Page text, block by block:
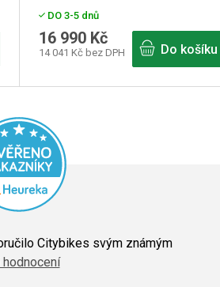
dětská přilba zdarma
DO 3-5 dnů
14 041 Kč bez DPH
16 990 Kč
Do košíku
hodnocení
obchodu
je
Citybikes svým známým
hodnocení